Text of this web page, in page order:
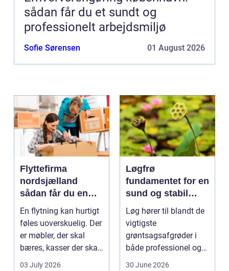
sådan får du et sundt og
professionelt arbejdsmiljø
Sofie Sørensen 01 August 2026
Flyttefirma
nordsjælland
sådan får du en
tryg og effektiv
flytning
En flytning kan hurtigt
føles uoverskuelig. Der
er møbler, der skal
bæres, kasser der skal
pakkes, o...
03 July 2026
Løgfrø
fundamentet for en
sund og stabil
løgavl
Løg hører til blandt de
vigtigste
grøntsagsafgrøder i
både professionel og
hobbybaseret
30 June 2026